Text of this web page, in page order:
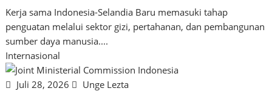
Kerja sama Indonesia-Selandia Baru memasuki tahap
penguatan melalui sektor gizi, pertahanan, dan pembangunan
sumber daya manusia....
Internasional
Juli 28, 2026 Unge Lezta